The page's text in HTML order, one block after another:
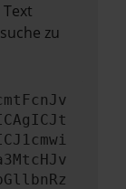
zu